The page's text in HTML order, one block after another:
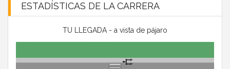
ESTADÍSTICAS DE LA CARRERA
TU LLEGADA - a vista de pájaro